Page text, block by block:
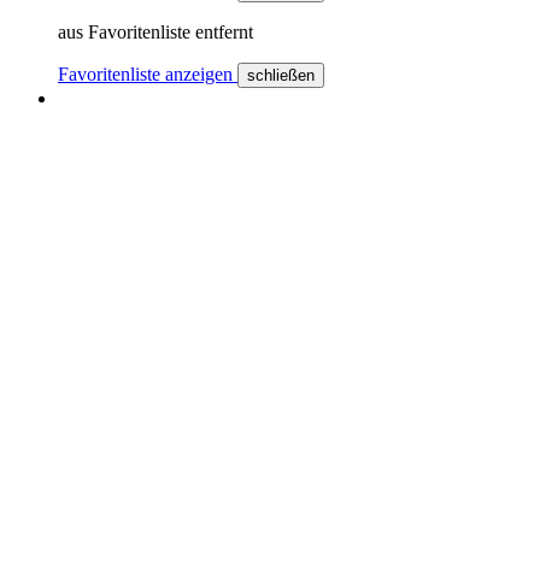
aus Favoritenliste entfernt
Favoritenliste anzeigen schließen